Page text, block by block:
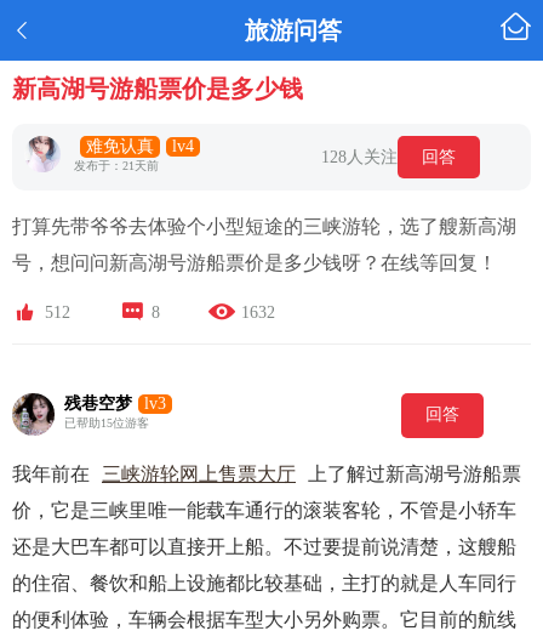
 旅游问答 
新高湖号游船票价是多少钱
难免认真 lv4
发布于：21天前 128人关注 回答
打算先带爷爷去体验个小型短途的三峡游轮，选了艘新高湖
号，想问问新高湖号游船票价是多少钱呀？在线等回复！
 512  8  1632
残巷空梦 lv3
已帮助15位游客 回答
我年前在 三峡游轮网上售票大厅
上了解过新高湖号游船票
价，它是三峡里唯一能载车通行的滚装客轮，不管是小轿车
还是大巴车都可以直接开上船。不过要提前说清楚，这艘船
的住宿、餐饮和船上设施都比较基础，主打的就是人车同行
的便利体验，车辆会根据车型大小另外购票。它目前的航线